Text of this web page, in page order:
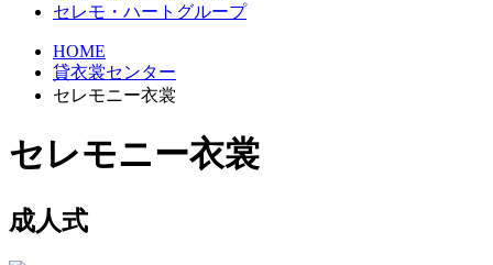
セレモ・ハートグループ
HOME
貸衣裳センター
セレモニー衣裳
セレモニー衣裳
成人式